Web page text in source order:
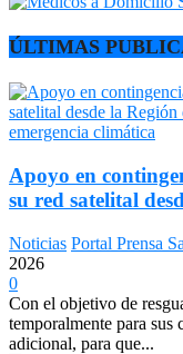
ÚLTIMAS
Apoyo en
su red satelital
Noticias Portal Prensa
2026
0
Con el objetivo de
temporalmente para
adicional, para que...